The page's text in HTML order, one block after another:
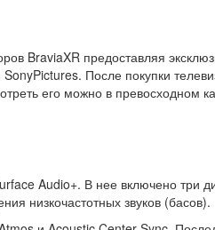
BraviaXR предоставляя
После покупки
его можно в превосходном
Audio+. В нее включено
низкочастотных звуков (басов).